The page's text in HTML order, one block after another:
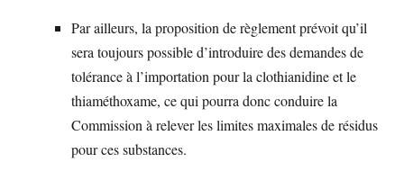
Par ailleurs, la proposition de règlement prévoit qu’il
sera toujours possible d’introduire des demandes de
tolérance à l’importation pour la clothianidine et le
thiaméthoxame, ce qui pourra donc conduire la
Commission à relever les limites maximales de résidus
pour ces substances.